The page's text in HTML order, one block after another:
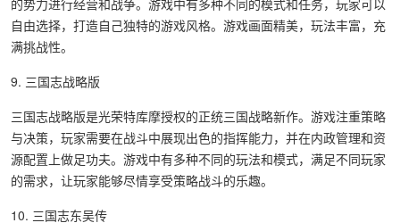
的势力进行经营和战争。游戏中有多种不同的模式和任务，玩家可以
自由选择，打造自己独特的游戏风格。游戏画面精美，玩法丰富，充
满挑战性。
9. 三国志战略版
三国志战略版是光荣特库摩授权的正统三国战略新作。游戏注重策略
与决策，玩家需要在战斗中展现出色的指挥能力，并在内政管理和资
源配置上做足功夫。游戏中有多种不同的玩法和模式，满足不同玩家
的需求，让玩家能够尽情享受策略战斗的乐趣。
10. 三国志东吴传